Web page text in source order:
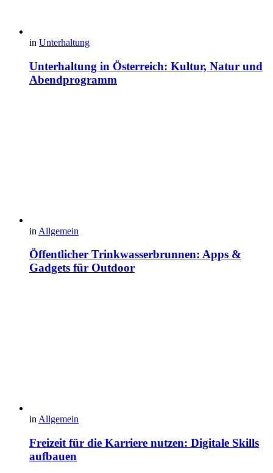
in Unterhaltung
Unterhaltung in Österreich: Kultur, Natur und
Abendprogramm
in Allgemein
Öffentlicher Trinkwasserbrunnen: Apps &
Gadgets für Outdoor
in Allgemein
Freizeit für die Karriere nutzen: Digitale Skills
aufbauen